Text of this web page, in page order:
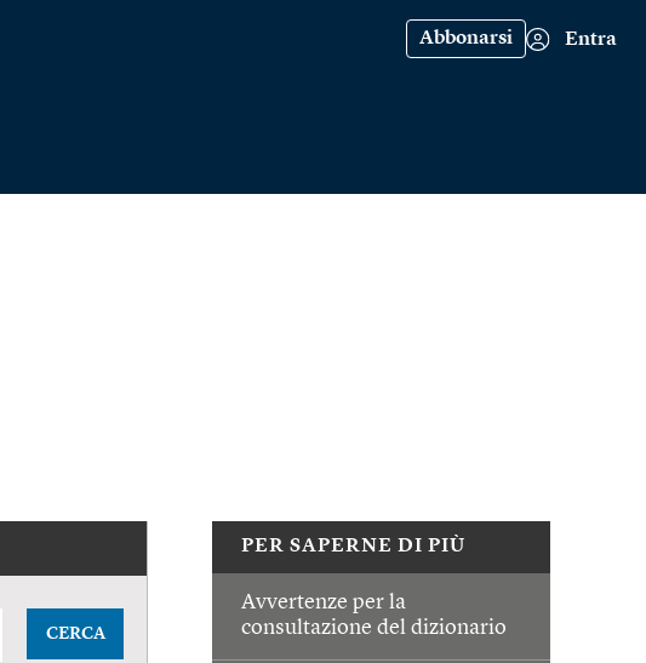
Abbonarsi Entra
PER SAPERNE DI PIÙ
Avvertenze per la
consultazione del dizionario
CERCA